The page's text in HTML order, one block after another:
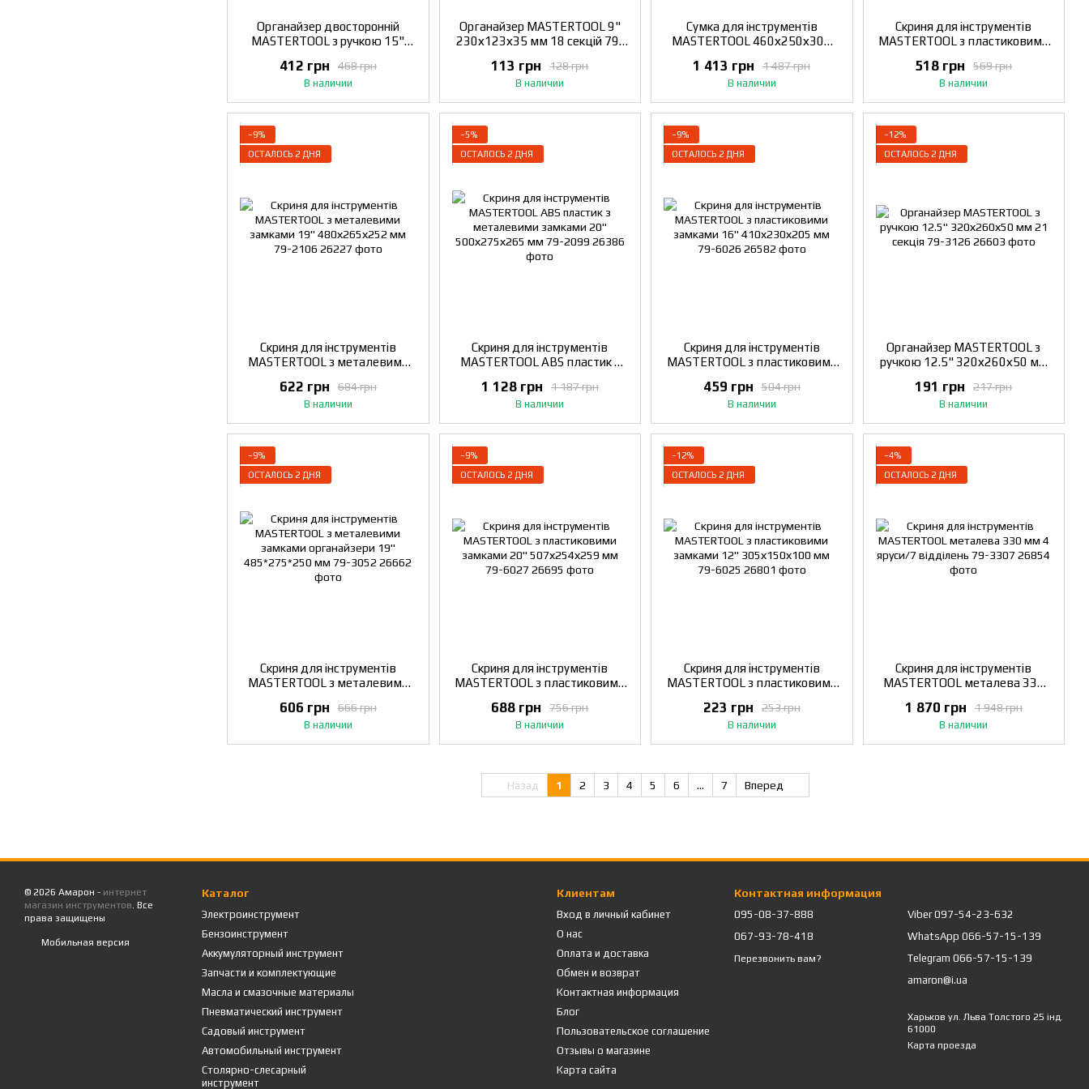
Органайзер двосторонній
MASTERTOOL з ручкою 15"
3130468 грн
412 грн
В наличии
Органайзер MASTERTOOL 9"
230х123х35 мм 18 секцій 79-
128 грн
113 грн
В наличии
Сумка для інструментів
MASTERTOOL 460х250х300
1680 DEN 79-1918
1 487 грн
1 413 грн
В наличии
Скриня для інструментів
MASTERTOOL з пластиковими
432х248х240 мм 79-2717
569 грн
518 грн
В наличии
−9%
ОСТАЛОСЬ 2 ДНЯ
Скриня для інструментів
MASTERTOOL з металевими
79-2106684 грн
622 грн
В наличии
−5%
ОСТАЛОСЬ 2 ДНЯ
Скриня для інструментів
MASTERTOOL ABS пластик з
500х275х265 мм 79-2099
1 187 грн
1 128 грн
В наличии
−9%
ОСТАЛОСЬ 2 ДНЯ
Скриня для інструментів
MASTERTOOL з пластиковими
79-6026504 грн
459 грн
В наличии
−12%
ОСТАЛОСЬ 2 ДНЯ
Органайзер MASTERTOOL з
ручкою 12.5" 320х260х50 мм
217 грн
191 грн
В наличии
−9%
ОСТАЛОСЬ 2 ДНЯ
Скриня для інструментів
MASTERTOOL з металевими
485*275*250 мм 79-3052
666 грн
606 грн
В наличии
−9%
ОСТАЛОСЬ 2 ДНЯ
Скриня для інструментів
MASTERTOOL з пластиковими
79-6027756 грн
688 грн
В наличии
−12%
ОСТАЛОСЬ 2 ДНЯ
Скриня для інструментів
MASTERTOOL з пластиковими
79-6025253 грн
223 грн
В наличии
−4%
ОСТАЛОСЬ 2 ДНЯ
Скриня для інструментів
MASTERTOOL металева 330
33071 948 грн
1 870 грн
В наличии
Назад 1 2 3 4 5 6 ... 7 Вперед
© 2026 Амарон - интернет
магазин инструментов. Все
права защищены
Мобильная версия
Каталог
Электроинструмент
Бензоинструмент
Аккумуляторный инструмент
Запчасти и комплектующие
Масла и смазочные материалы
Пневматический инструмент
Садовый инструмент
Автомобильный инструмент
Столярно-слесарный
инструмент
Клиентам
Вход в личный кабинет
О нас
Оплата и доставка
Обмен и возврат
Контактная информация
Блог
Пользовательское соглашение
Отзывы о магазине
Карта сайта
Контактная информация
095-08-37-888
067-93-78-418
Перезвонить вам?
Viber 097-54-23-632
WhatsApp 066-57-15-139
Telegram 066-57-15-139
amaron@i.ua
Харьков ул. Льва Толстого 25 інд.
61000
Карта проезда